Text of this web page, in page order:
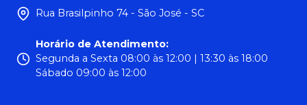
Rua Brasilpinho 74 - São José - SC
Horário de Atendimento:
Segunda a Sexta 08:00 às 12:00 | 13:30 às 18:00
Sábado 09:00 às 12:00